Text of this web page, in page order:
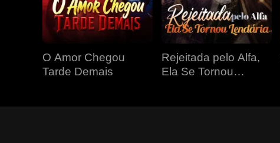
O Amor Chegou
Tarde Demais
Rejeitada pelo Alfa,
Ela Se Tornou